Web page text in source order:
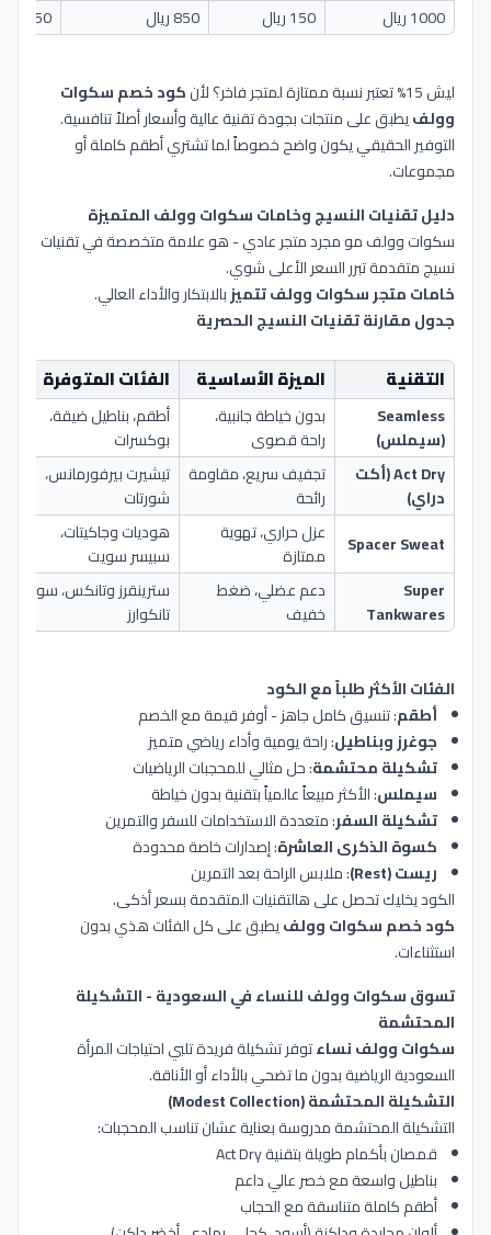
1000 ريال
150 ريال 850 ريال 150 ريال
ليش 15% تعتبر نسبة ممتازة لمتجر فاخر؟ لأن
كود خصم سكوات
وولفيطبق على منتجات بجودة تقنية عالية وأسعار أصلاً تنافسية.
التوفير الحقيقي يكون واضح خصوصاً لما تشتري أطقم كاملة أو
مجموعات.
دليل تقنيات النسيج وخامات سكوات وولف المتميزة
سكوات وولف مو مجرد متجر عادي - هو علامة متخصصة في تقنيات
نسيج متقدمة تبرر السعر الأعلى شوي.
خامات متجر سكوات وولف تتميزبالابتكار والأداء العالي.
جدول مقارنة تقنيات النسيج الحصرية
التقنية الميزة الأساسية الفئات المتوفرة
Seamless
(سيملس)
بدون خياطة جانبية،
راحة قصوى
أطقم، بناطيل ضيقة،
بوكسرات
Act Dry (أكت
دراي)
تجفيف سريع، مقاومة
رائحة
تيشيرت بيرفورمانس،
شورتات
Spacer Sweat
عزل حراري، تهوية
ممتازة
هوديات وجاكيتات،
سبيسر سويت
Super
Tankwares
دعم عضلي، ضغط
خفيف
سترينقرز وتانكس، سوبر
تانكوارز
الفئات الأكثر طلباً مع الكود
أطقم: تنسيق كامل جاهز - أوفر قيمة مع الخصم
جوغرز وبناطيل: راحة يومية وأداء رياضي متميز
تشكيلة محتشمة: حل مثالي للمحجبات الرياضيات
سيملس: الأكثر مبيعاً عالمياً بتقنية بدون خياطة
تشكيلة السفر: متعددة الاستخدامات للسفر والتمرين
كسوة الذكرى العاشرة: إصدارات خاصة محدودة
ريست (Rest)
: ملابس الراحة بعد التمرين
الكود يخليك تحصل على هالتقنيات المتقدمة بسعر أذكى.
كود خصم سكوات وولفيطبق على كل الفئات هذي بدون
استثناءات.
تسوق سكوات وولف للنساء في السعودية - التشكيلة
المحتشمة
سكوات وولف نساءتوفر تشكيلة فريدة تلبي احتياجات المرأة
السعودية الرياضية بدون ما تضحي بالأداء أو الأناقة.
التشكيلة المحتشمة (Modest Collection)
التشكيلة المحتشمة مدروسة بعناية عشان تناسب المحجبات:
قمصان بأكمام طويلة بتقنية Act Dry
بناطيل واسعة مع خصر عالي داعم
أطقم كاملة متناسقة مع الحجاب